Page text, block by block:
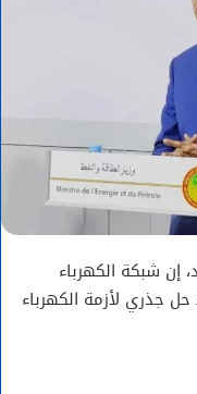
إن شبكة الكهرباء
جذري لأزمة الكهرباء